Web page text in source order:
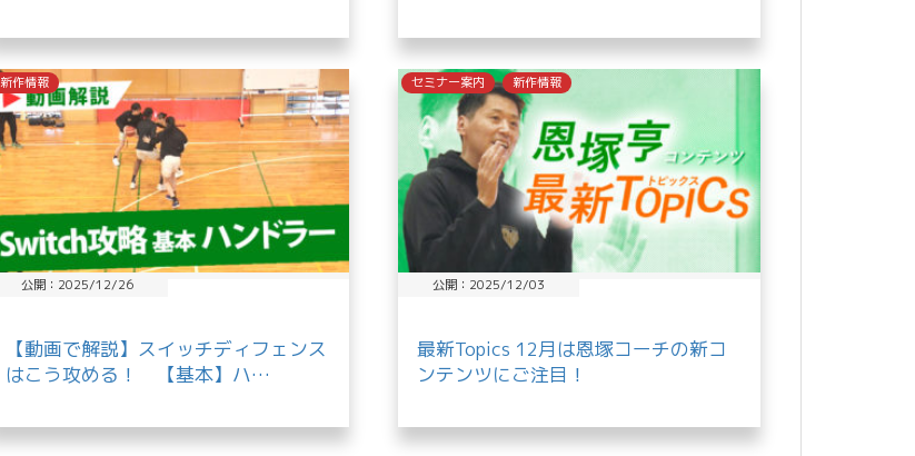
新作情報
公開：2025/12/26
【動画で解説】スイッチディフェンス
はこう攻める！ 【基本】ハ…
セミナー案内 新作情報
公開：2025/12/03
最新Topics 12月は恩塚コーチの新コ
ンテンツにご注目！